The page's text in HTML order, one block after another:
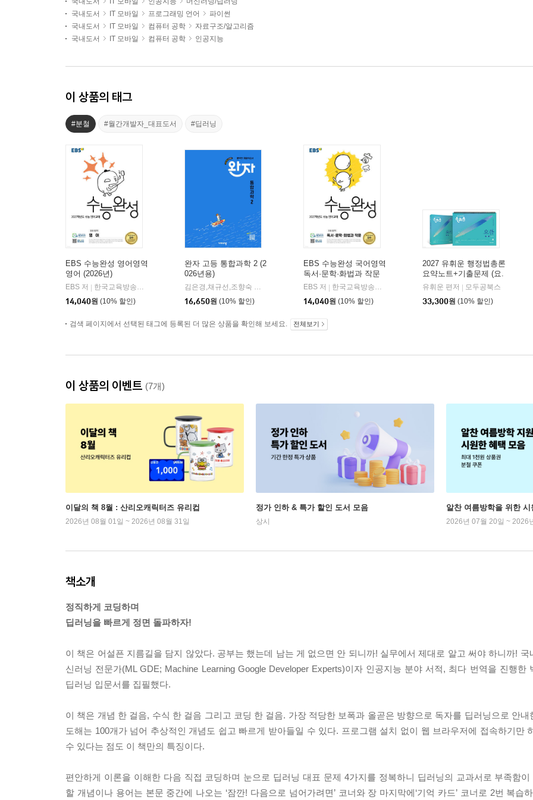
국내도서
IT 모바일 프로그래밍 언어
파이썬
국내도서
IT 모바일 컴퓨터 공학
자료구조/알고리즘
국내도서
IT 모바일 컴퓨터 공학 인공지능
이 상품의 태그
#분철 #월간개발자_대표도서 #딥러닝
EBS 수능완성 영어영역
영어 (2026년)
EBS 저
한국교육방송공사
14,040원 (10% 할인)
완자 고등 통합과학 2 (2
026년용)
김은경,채규선,조향숙 등저
16,650원 (10% 할인)
EBS 수능완성 국어영역
독서·문학·화법과 작문
(2026년)
EBS 저
한국교육방송공사
14,040원 (10% 할인)
2027 유휘운 행정법총론
요약노트+기출문제 (요.
플.)
유휘운 편저
모두공북스
33,300원 (10% 할인)
검색 페이지에서 선택된 태그에 등록된 더 많은 상품을 확인해 보세요. 전체보기
이 상품의 이벤트 (7개)
이달의 책 8월 : 산리오캐릭터즈 유리컵
2026년 08월 01일 ~ 2026년 08월 31일
정가 인하 & 특가 할인 도서 모음
상시
알찬 여름방학을 위한 시
2026년 07월 20일 ~ 2026
책소개
정직하게 코딩하며
딥러닝을 빠르게 정면 돌파하자!
이 책은 어설픈 지름길을 담지 않았다. 공부는 했는데 남는 게 없으면 안 되니까! 실무에서 제대로 알고 써야 하니까!
신러닝 전문가(ML GDE; Machine Learning Google Developer Experts)이자 인공지능 분야 서적, 최다 번역을 진행한
딥러닝 입문서를 집필했다.
이 책은 개념 한 걸음, 수식 한 걸음 그리고 코딩 한 걸음. 가장 적당한 보폭과 올곧은 방향으로 독자를 딥러닝으로 안
도해는 100개가 넘어 추상적인 개념도 쉽고 빠르게 받아들일 수 있다. 프로그램 설치 없이 웹 브라우저에 접속하기만
수 있다는 점도 이 책만의 특징이다.
편안하게 이론을 이해한 다음 직접 코딩하며 눈으로 딥러닝 대표 문제 4가지를 정복하니 딥러닝의 교과서로 부족함
할 개념이나 용어는 본문 중간에 나오는 ‘잠깐! 다음으로 넘어가려면’ 코너와 장 마지막에‘기억 카드’ 코너로 2번 복습